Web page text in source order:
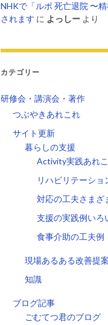
NHKで「ルポ 死亡退院 〜
されます に よっしー より
カテゴリー
研修会・講演会・著作
つぶやきあれこれ
サイト更新
暮らしの支援
Activity実践あれ
リハビリテーショ
対応の工夫さまざ
支援の実践例いろ
食事介助の工夫例
現場あるある改善提案
知識
ブログ記事
ごむてつ君のブログ